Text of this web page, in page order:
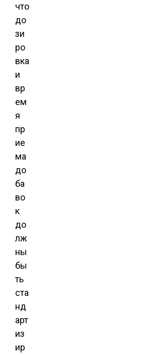
что
до
зи
ро
вка
и
вр
ем
я
пр
ие
ма
до
ба
во
к
до
лж
ны
бы
ть
ста
нд
арт
из
ир